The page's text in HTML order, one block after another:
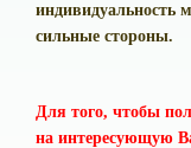
индивидуальность
сильные стороны.
Для того, чтобы
на интересующую